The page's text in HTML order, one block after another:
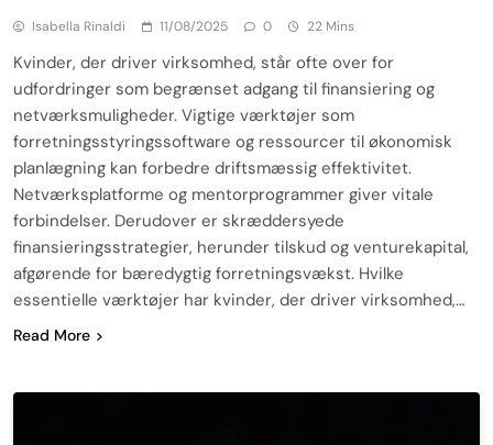
Isabella Rinaldi 11/08/2025 0 22 Mins
Kvinder, der driver virksomhed, står ofte over for
udfordringer som begrænset adgang til finansiering og
netværksmuligheder. Vigtige værktøjer som
forretningsstyringssoftware og ressourcer til økonomisk
planlægning kan forbedre driftsmæssig effektivitet.
Netværksplatforme og mentorprogrammer giver vitale
forbindelser. Derudover er skræddersyede
finansieringsstrategier, herunder tilskud og venturekapital,
afgørende for bæredygtig forretningsvækst. Hvilke
essentielle værktøjer har kvinder, der driver virksomhed,…
Read More